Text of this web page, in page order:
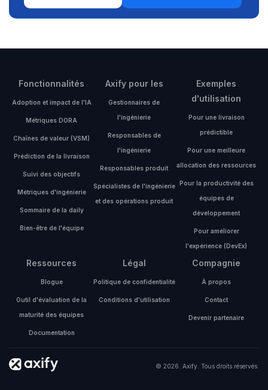
Fonctionnalités
Adoption et impact de l'IA
Métriques DORA
Chaînes de valeur (VSM)
Prédiction de la livraison
Suivi des objectifs
Métriques d'ingénierie
Sommaire de la daily
Bien-être de l'équipe
Axify pour les
Gestionnaires de
l'ingénierie
Responsables de
l'ingénierie
Responsables produit
Spécialistes de l'ingénierie
et des opérations produit
Exemples
d'utilisation
Pour une livraison
prédictible
Pour une meilleure
allocation des ressources
Pour la productivité des
équipes de
développement
Pour améliorer
l'expérience (DevEx)
Ressources
Blogue
Outil d'évaluation de la
maturité des équipes
Documentation
Légal
Politique de confidentialité
Conditions d'utilisation
Compagnie
À propos
Contact
Devenir partenaire
© 2026. Axify. Tous droits réservés.